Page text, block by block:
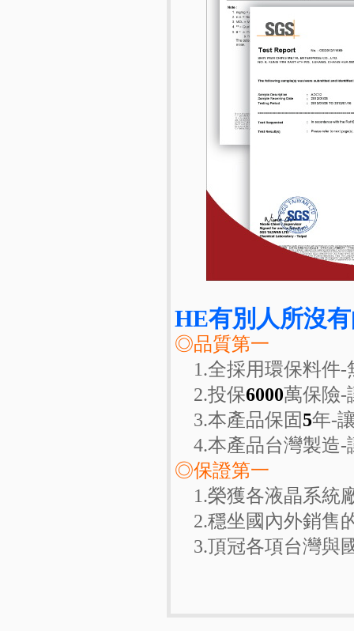
HE有別人所沒
◎品質第一
1.全採用環保料件
2.投保6000萬保險-
3.本產品保固5年-
4.本產品台灣製造-
◎保證第一
1.榮獲各液晶系統
2.穩坐國內外銷售
3.頂冠各項台灣與